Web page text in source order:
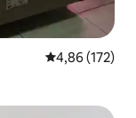
Évaluation
4,86 (172)